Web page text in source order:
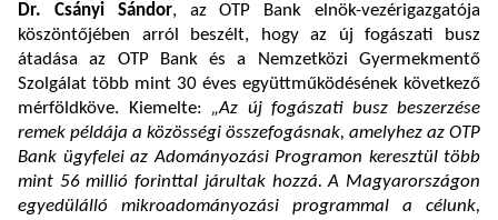
Dr. Csányi Sándor, az OTP Bank elnök-vezérigazgatója
köszöntőjében arról beszélt, hogy az új fogászati busz
átadása az OTP Bank és a Nemzetközi Gyermekmentő
Szolgálat több mint 30 éves együttműködésének következő
mérföldköve. Kiemelte: „Az új fogászati busz beszerzése
remek példája a közösségi összefogásnak, amelyhez az OTP
Bank ügyfelei az Adományozási Programon keresztül több
mint 56 millió forinttal járultak hozzá. A Magyarországon
egyedülálló mikroadományozási programmal a célunk,